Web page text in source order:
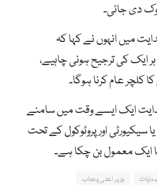
دی جائی۔
میں انہوں نے کہا کہ
ہر ایک کی ترجیح ہونی چاہیے،
کلچر عام کرنا ہوگا۔
ایک ایسے وقت میں سامنے
اور پروٹوکول کے تحت
ایک معمول بن چکا ہے۔
ہدایات وزیر اعلیٰ پنجاب